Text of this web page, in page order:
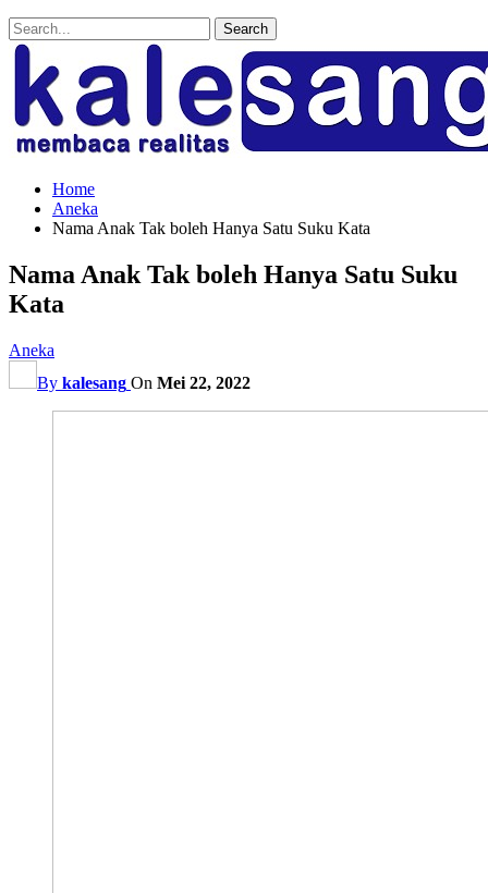
Home
Aneka
Nama Anak Tak boleh Hanya Satu Suku Kata
Nama Anak Tak boleh Hanya Satu Suku
Kata
Aneka
By kalesang On Mei 22, 2022